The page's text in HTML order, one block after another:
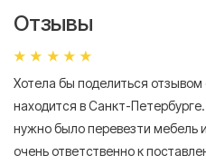
Отзывы
Хотела бы поделиться
находится в Санкт-
нужно было перевезти мебель
очень ответственно к